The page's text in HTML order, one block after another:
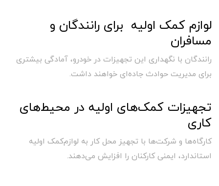
لوازم کمک اولیه برای رانندگان و
مسافران
رانندگان با نگهداری این تجهیزات در خودرو، آمادگی بیشتری
برای مدیریت حوادث جاده‌ای خواهند داشت.
تجهیزات کمک‌های اولیه در محیط‌های
کاری
کارگاه‌ها و شرکت‌ها با تجهیز محل کار به لوازم‌کمک اولیه
استاندارد، ایمنی کارکنان را افزایش می‌دهند.